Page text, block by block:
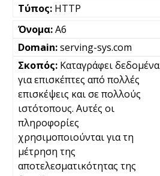
HTTP
A6
serving-sys.com
Καταγράφει δεδομένα
για επισκέπτες από πολλές
επισκέψεις και σε πολλούς
ιστότοπους. Αυτές οι
πληροφορίες
χρησιμοποιούνται για τη
μέτρηση της
αποτελεσματικότητας της